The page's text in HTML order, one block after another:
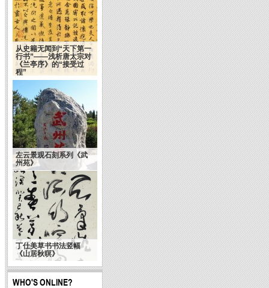
从史籍无闻到“天下第一
行书”——浅析唐太宗对
《兰亭序》的“接受过
程”
左云景观石刻系列《武
州苑》
丁仕美草书书法竖幅
《山居秋暝》
WHO'S ONLINE?